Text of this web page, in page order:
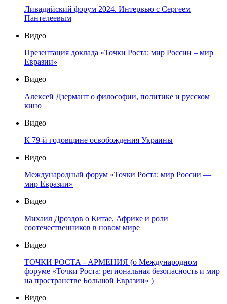
Ливадийский форум 2024. Интервью с Сергеем
Пантелеевым
Видео
Презентация доклада «Точки Роста: мир России – мир
Евразии»
Видео
Алексей Дзермант о философии, политике и русском
кино
Видео
К 79-й годовщине освобождения Украины
Видео
Международный форум «Точки Роста: мир России —
мир Евразии»
Видео
Михаил Дроздов о Китае, Африке и роли
соотечественников в новом мире
Видео
ТОЧКИ РОСТА - АРМЕНИЯ (о Международном
форуме «Точки Роста: региональная безопасность и мир
на пространстве Большой Евразии» )
Видео